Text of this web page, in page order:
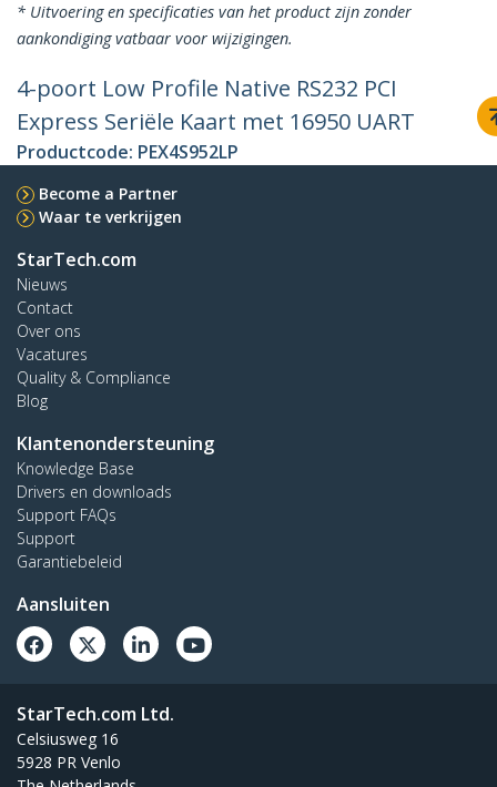
* Uitvoering en specificaties van het product zijn zonder
aankondiging vatbaar voor wijzigingen.
4-poort Low Profile Native RS232 PCI
Express Seriële Kaart met 16950 UART
Productcode: PEX4S952LP
Become a Partner
Waar te verkrijgen
StarTech.com
Nieuws
Contact
Over ons
Vacatures
Quality & Compliance
Blog
Klantenondersteuning
Knowledge Base
Drivers en downloads
Support FAQs
Support
Garantiebeleid
Aansluiten
StarTech.com Ltd.
Celsiusweg 16
5928 PR Venlo